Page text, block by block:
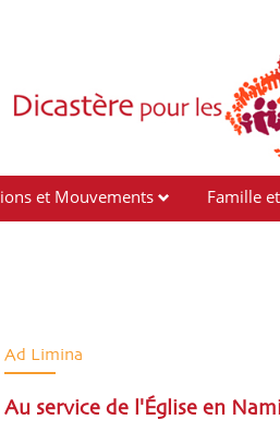
et Mouvements Famille
Ad Limina
Au service de l'Église en